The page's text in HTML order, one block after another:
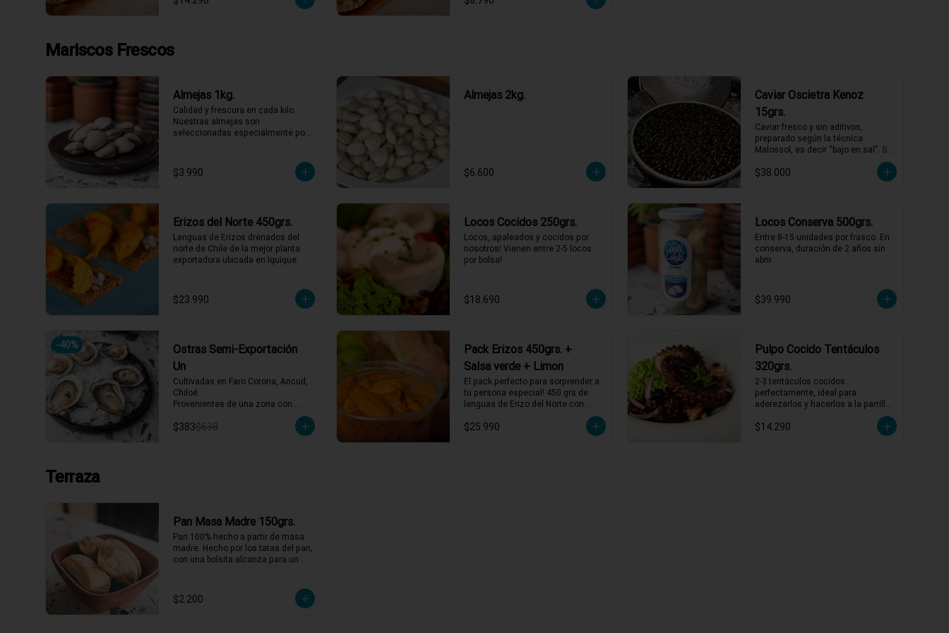
Mariscos Frescos
Almejas 1kg.
Calidad y frescura en cada kilo.
Nuestras almejas son
seleccionadas especialmente por
tus platos favoritos. No necesitas
más para disfrutar de un sabor
$3.990
Almejas 2kg.
$6.600
Caviar Oscietra Kenoz
15grs.
Caviar fresco y sin aditivos,
preparado según la técnica
Malossol, es decir “bajo en sal”. Se
caracteriza por tener una variedad
de sabores que combinan frutos
y 3,1 mm, colores que varían entre
el gris oscuro y el verde oliva.
$38.000
Erizos del Norte 450grs.
Lenguas de Erizos drenados del
norte de Chile de la mejor planta
exportadora ubicada en Iquique.
$23.990
Locos Cocidos 250grs.
Locos, apaleados y cocidos por
nosotros! Vienen entre 2-5 locos
por bolsa!
$18.690
Locos Conserva 500grs.
Entre 8-15 unidades por frasco. En
conserva, duración de 2 años sin
abrir.
$39.990
-40%
Ostras Semi-Exportación
Un
Cultivadas en Faro Corona, Ancud,
Chiloé.
Provenientes de una zona con
afluencia de aguas dulces, lo que
aporta un sabor equilibrado y
$383$638
Pack Erizos 450grs. +
Salsa verde + Limon
El pack perfecto para sorprender a
tu persona especial! 450 grs de
lenguas de Erizo del Norte con
salsa verde y limón de pica, listos
para servir!
$25.990
Pulpo Cocido Tentáculos
320grs.
2-3 tentáculos cocidos
perfectamente, ideal para
aderezarlos y hacerlos a la parrilla
también puedes comerlos así con
$14.290
Terraza
Pan Masa Madre 150grs.
Pan 100% hecho a partir de masa
madre. Hecho por los tatas del pan,
con una bolsita alcanza para un
$2.200